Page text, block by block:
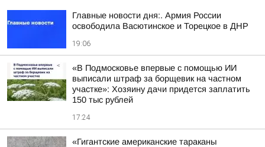
Главные новости дня:. Армия России
освободила Васютинское и Торецкое в ДНР
19:06
«В Подмосковье впервые с помощью ИИ
выписали штраф за борщевик на частном
участке»: Хозяину дачи придется заплатить
150 тыс рублей
17:24
«Гигантские американские тараканы